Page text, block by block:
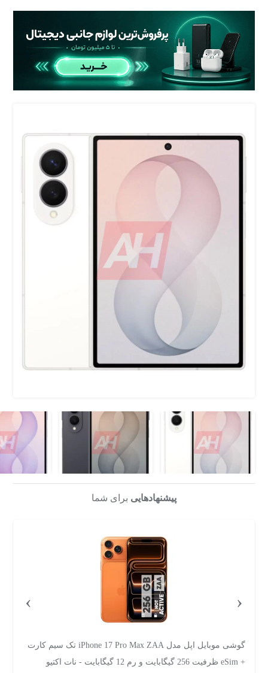
پیشنهادهایی برای شما
گوشی موبایل سامسونگ مدل Galaxy A57 دو سیم‌کارت ظرفیت
256 گیگابایت و رم 8 گیگابایت - ویتنام
‹
›